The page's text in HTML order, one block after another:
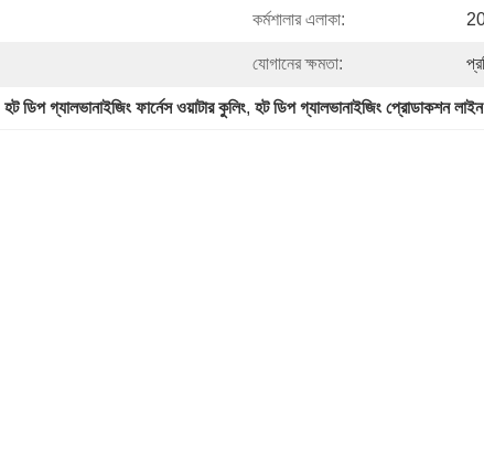
কর্মশালার এলাকা:
যোগানের ক্ষমতা:
হট ডিপ গ্যালভানাইজিং ফার্নেস ওয়াটার কুলিং, হট ডিপ গ্যালভানাইজিং প্রোডাকশন